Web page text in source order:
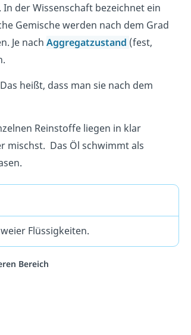
der Wissenschaft bezeichnet ein
Gemische werden nach dem Grad
Je nach Aggregatzustand (fest,
heißt, dass man sie nach dem
Reinstoffe liegen in klar
mischst. Das Öl schwimmt als
Flüssigkeiten.
Bereich